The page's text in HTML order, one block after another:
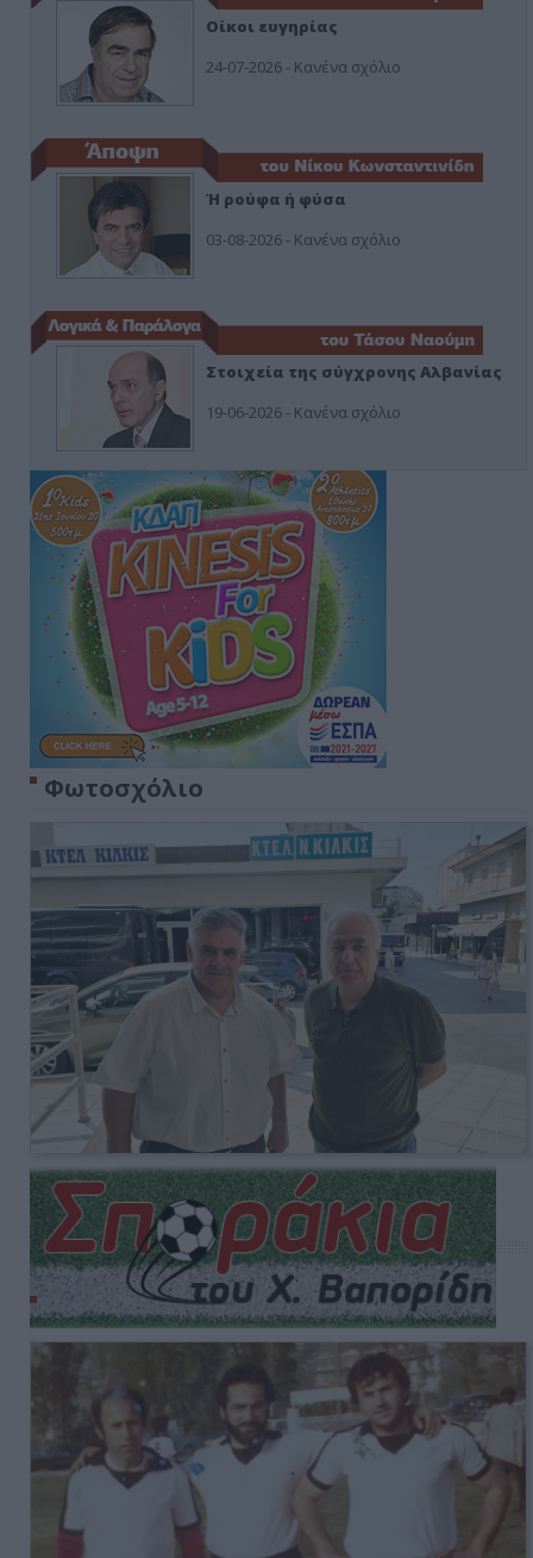
Οίκοι ευγηρίας
24-07-2026 - Κανένα σχόλιο
Ή ρούφα ή φύσα
03-08-2026 - Κανένα σχόλιο
Στοιχεία της σύγχρονης Αλβανίας
19-06-2026 - Κανένα σχόλιο
Φωτοσχόλιο